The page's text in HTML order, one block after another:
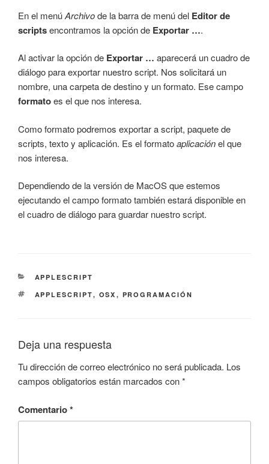
En el menúArchivode la barra de menú del Editor de
scriptsencontramos la opción de Exportar ….
Al activar la opción de Exportar … aparecerá un cuadro de
diálogo para exportar nuestro script. Nos solicitará un
nombre, una carpeta de destino y un formato. Ese campo
formatoes el que nos interesa.
Como formato podremos exportar a script, paquete de
scripts, texto y aplicación. Es el formatoaplicaciónel que
nos interesa.
Dependiendo de la versión de MacOS que estemos
ejecutando el campo formato también estará disponible en
el cuadro de diálogo para guardar nuestro script.
CATEGORÍAS
APPLESCRIPT
ETIQUETAS
APPLESCRIPT, OSX , PROGRAMACIÓN
Deja una respuesta
Tu dirección de correo electrónico no será publicada. Los
campos obligatorios están marcados con*
Comentario*